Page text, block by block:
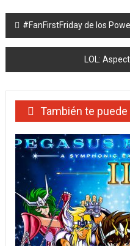
Navegación
de
entradas
#FanFirstFriday de los
LOL:
También te